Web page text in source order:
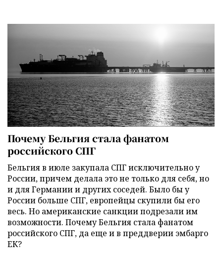
Почему Бельгия стала фанатом
российского СПГ
Бельгия в июле закупала СПГ исключительно у
России, причем делала это не только для себя, но
и для Германии и других соседей. Было бы у
России больше СПГ, европейцы скупили бы его
весь. Но американские санкции подрезали им
возможности. Почему Бельгия стала фанатом
российского СПГ, да еще и в преддверии эмбарго
ЕК?